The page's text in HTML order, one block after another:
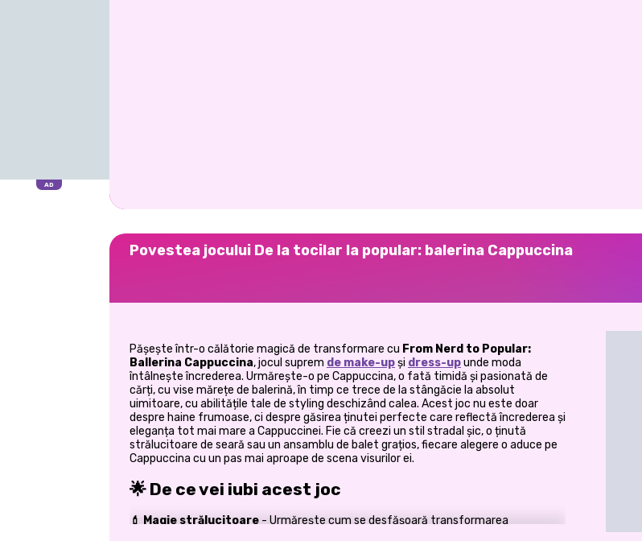
Povestea jocului De la tocilar la popular: balerina Cappuccina
Pășește într-o călătorie magică de transformare cu From Nerd to Popular:
Ballerina Cappuccina, jocul suprem de make-upși dress-upunde moda
întâlnește încrederea. Urmărește-o pe Cappuccina, o fată timidă și pasionată de
cărți, cu vise mărețe de balerină, în timp ce trece de la stângăcie la absolut
uimitoare, cu abilitățile tale de styling deschizând calea. Acest joc nu este doar
despre haine frumoase, ci despre găsirea ținutei perfecte care reflectă încrederea și
eleganța tot mai mare a Cappuccinei. Fie că creezi un stil stradal șic, o ținută
strălucitoare de seară sau un ansamblu de balet grațios, fiecare alegere o aduce pe
Cappuccina cu un pas mai aproape de scena visurilor ei.
🌟 De ce vei iubi acest joc
💄 Magie strălucitoare - Urmărește cum se desfășoară transformarea